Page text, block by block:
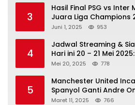
3
Hasil Final PSG vs Inter
Juara Liga Champions
Nerazzurri
Juni 1, 2025 953
4
Jadwal Streaming &
Hari ini 20 – 21 Mei
vs Bournemouth
Mei 20, 2025 778
5
Manchester United
Spanyol Ganti Andre
Maret 11, 2025 766